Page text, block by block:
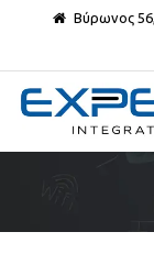
Βύρωνος 56,